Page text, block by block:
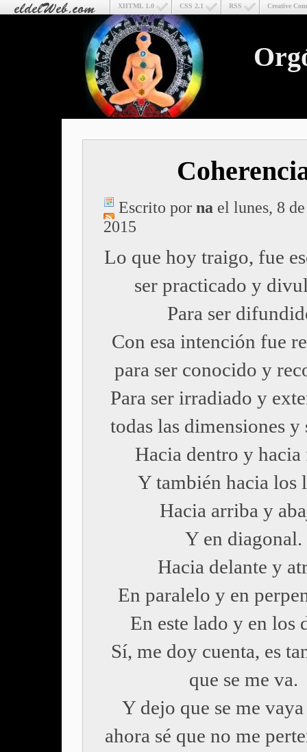
Creative
RSS
CSS 2.1
XHTML 1.0
Escrito por na el lunes, 8
2015
Lo que hoy traigo, fue
ser practicado y
Para ser
Con esa intención fue
para ser conocido y
Para ser irradiado y
todas las dimensiones y
Hacia dentro y hacia
Y también hacia los
Hacia arriba y
Y en diagonal.
Hacia delante y
En paralelo y en
En este lado y en los
Sí, me doy cuenta, es
que se me va.
Y dejo que se me
ahora sé que no me